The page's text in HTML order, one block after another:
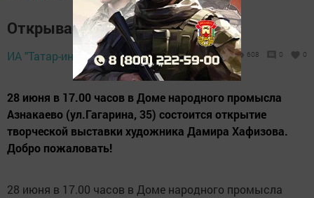
Открывается выставка
ИА "Татар-информ", 27 июня 2012 - 11:35 608 0 0
28 июня в 17.00 часов в Доме народного промысла
Азнакаево (ул.Гагарина, 35) состоится открытие
творческой выставки художника Дамира Хафизова.
Добро пожаловать!
28 июня в 17.00 часов в Доме народного промысла